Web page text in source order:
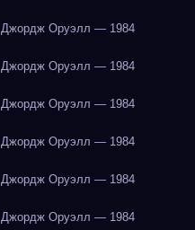
Джордж Оруэлл — 1984
Джордж Оруэлл — 1984
Джордж Оруэлл — 1984
Джордж Оруэлл — 1984
Джордж Оруэлл — 1984
Джордж Оруэлл — 1984